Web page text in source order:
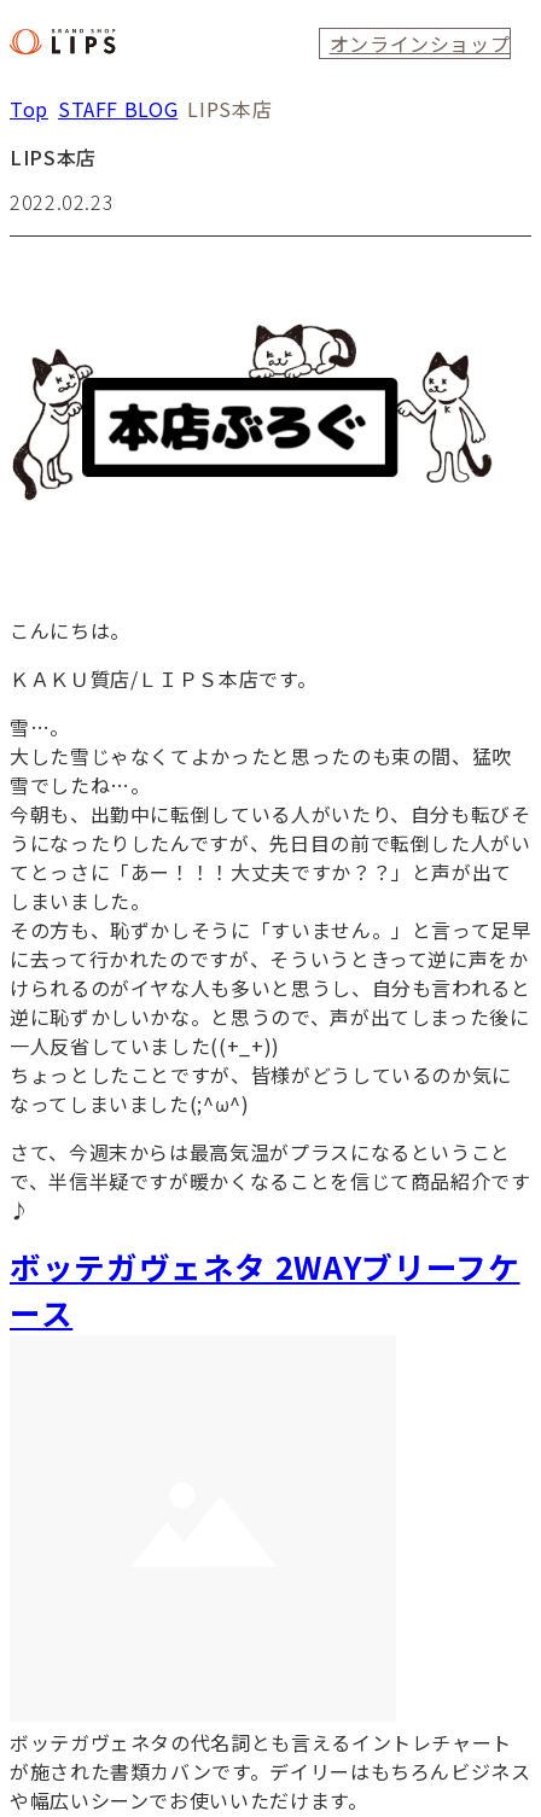
オンラインショップ
Top STAFF BLOG LIPS本店
LIPS本店
2022.02.23
こんにちは。
ＫＡＫＵ質店/ＬＩＰＳ本店です。
雪…。
大した雪じゃなくてよかったと思ったのも束の間、猛吹
雪でしたね…。
今朝も、出勤中に転倒している人がいたり、自分も転びそ
うになったりしたんですが、先日目の前で転倒した人がい
てとっさに「あー！！！大丈夫ですか？？」と声が出て
しまいました。
その方も、恥ずかしそうに「すいません。」と言って足早
に去って行かれたのですが、そういうときって逆に声をか
けられるのがイヤな人も多いと思うし、自分も言われると
逆に恥ずかしいかな。と思うので、声が出てしまった後に
一人反省していました((+_+))
ちょっとしたことですが、皆様がどうしているのか気に
なってしまいました(;^ω^)
さて、今週末からは最高気温がプラスになるということ
で、半信半疑ですが暖かくなることを信じて商品紹介です
♪
ボッテガヴェネタ 2WAYブリーフケ
ース
ボッテガヴェネタの代名詞とも言えるイントレチャート
が施された書類カバンです。デイリーはもちろんビジネス
や幅広いシーンでお使いいただけます。